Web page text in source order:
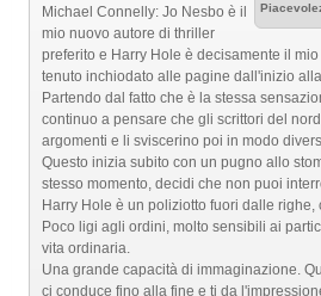
Michael Connelly: Jo Nesbo è il
mio nuovo autore di thriller
preferito e Harry Hole è decisamente il
tenuto inchiodato alle pagine dall'inizio
Partendo dal fatto che è la stessa
continuo a pensare che gli scrittori del
argomenti e li sviscerino poi in modo
Questo inizia subito con un pugno allo
stesso momento, decidi che non puoi
Harry Hole è un poliziotto fuori dalle righe,
Poco ligi agli ordini, molto sensibili ai
vita ordinaria.
Una grande capacità di immaginazione.
ci conduce fino alla fine e ti da